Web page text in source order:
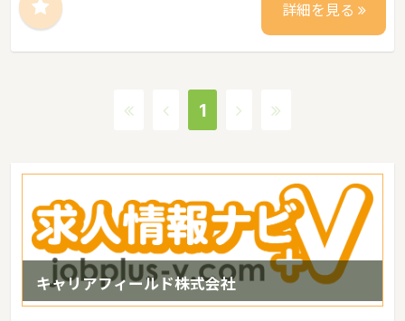
詳細を見る
1
キャリアフィールド株式会社